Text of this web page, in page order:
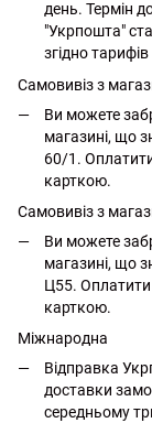
день. Термін
"Укрпошта"
згідно
Самовивіз з
Ви можете
магазині, що
60/1.
карткою.
Самовивіз з
Ви можете
магазині, що
Ц55.
карткою.
Міжнародна
Відправка
доставки
середньому